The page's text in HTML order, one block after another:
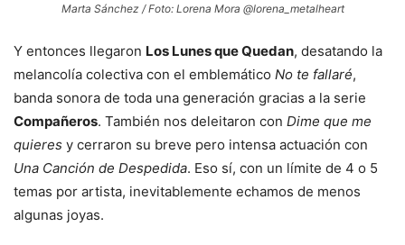
Marta Sánchez / Foto: Lorena Mora @lorena_metalheart
Y entonces llegaron Los Lunes que Quedan, desatando la
melancolía colectiva con el emblemático No te fallaré,
banda sonora de toda una generación gracias a la serie
Compañeros. También nos deleitaron con Dime que me
quieres y cerraron su breve pero intensa actuación con
Una Canción de Despedida. Eso sí, con un límite de 4 o 5
temas por artista, inevitablemente echamos de menos
algunas joyas.